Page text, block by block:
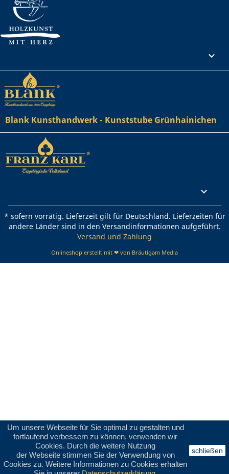
Um unsere Webseite für Sie optimal zu gestalten und
fortlaufend verbessern zu können, verwenden wir
Cookies. Durch die weitere Nutzung
der Webseite stimmen Sie der Verwendung von
Cookies zu. Weitere Informationen zu Cookies erhalten
schließen

Blank Kunsthandwerk - Kunststube Grünhainichen

* sofern vorrätig. Lieferzeit gilt für Deutschland. Lieferzeiten für
andere Länder sind in den Versandinformationen aufgeführt.
Versand und Zahlung
Onlineshop erstellt mit ❤ von Bräutigam Media